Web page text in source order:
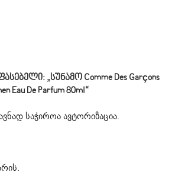
„სუნამო Comme Des Garçons
Eau De Parfum 80ml“
საჭიროაავტორიზაცია.